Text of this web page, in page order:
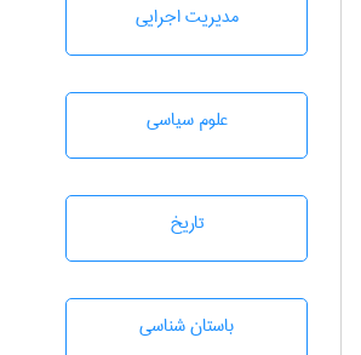
مديريت اجرايی
علوم سياسی
تاريخ
باستان شناسی